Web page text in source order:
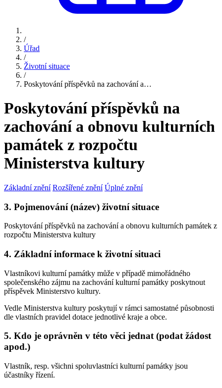
/
Úřad
/
Životní situace
/
Poskytování příspěvků na zachování a…
Poskytování příspěvků na
zachování a obnovu kulturních
památek z rozpočtu
Ministerstva kultury
Základní znění Rozšířené znění Úplné znění
3. Pojmenování (název) životní situace
Poskytování příspěvků na zachování a obnovu kulturních památek z
rozpočtu Ministerstva kultury
4. Základní informace k životní situaci
Vlastníkovi kulturní památky může v případě mimořádného
společenského zájmu na zachování kulturní památky poskytnout
příspěvek Ministerstvo kultury.
Vedle Ministerstva kultury poskytují v rámci samostatné působnosti
dle vlastních pravidel dotace jednotlivé kraje a obce.
5. Kdo je oprávněn v této věci jednat (podat žádost
apod.)
Vlastník, resp. všichni spoluvlastníci kulturní památky jsou
účastníky řízení.